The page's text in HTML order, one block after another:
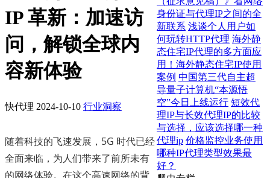
IP 革新：加速访
问，解锁全球内
容新体验
快代理 2024-10-10 行业洞察
随着科技的飞速发展，5G 时代已经
全面来临，为人们带来了前所未有
的网络体验。在这个高速网络的背
身份证与代理IP之间的全
新联系 浅谈个人用户如
何玩转HTTP代理 海外静
态住宅IP代理的多方面应
用！海外静态住宅IP使用
案例 中国第三代自主超
导量子计算机“本源悟
空”今日上线运行 短效代
理IP与长效代理IP的比较
与选择，应该选择哪一种
代理ip 价格监控业务使用
哪种IP代理类型效果最
好？